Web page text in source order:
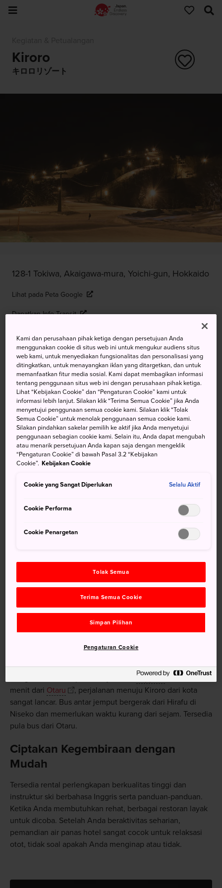
Kiroro
キロロリゾート
128-1 Tokiwa, Akaigawa-mura, Yoichi-gun, Hokkaido
Lihat pada Peta Google
Dapatkan Info Transit
KATA KUNCI PETA
Temukan Butiran Salju Tebal
yang Konsisten di Kiroro
Masyarakat lokal menyukai Resor Ski Kiroro sebagai
destinasi olahraga salju andalan. Alasannya mudah
ditebak. Kawasan ini memiliki rata-rata hujan salju sekitar
20 meter, staf yang ramah dan bersahabat, serta tiga hotel
Akses pedalaman yang mudah
Hotel mewah di lokasi
Menuju Lokasi
Resor ini dapat diakses dengan mobil dari Sapporo dan
Sapporo
atau 30
menit dari Otaru
, perjalanan menuju Kiroro dari kota
sangat lancar. Bus antar jemput bergerak dari Hirafu di
Niseko dan memerlukan waktu kurang dari sejam. Tersedia
pula bus dari Otaru.
Ciptakan Kegembiraan dengan
Mudah
Tersedia rental perlengkapan berkualitas tinggi dan
instruktur ski berbahasa Inggris serta panduan-panduan.
Ketika Anda membutuhkan rehat, berbagai restoran layak
untuk dicoba. Setelah Anda beraktivitas seharian,
pemandian air panas hotel sangat cocok untuk relaksasi
otot, tidak soal apakah Anda menginap atau tidak.
Kami dan perusahaan pihak ketiga dengan persetujuan Anda
menggunakan cookie di situs web ini untuk mengukur audiens situs
web kami, untuk menyediakan fungsionalitas dan personalisasi yang
ditingkatkan, untuk menayangkan iklan yang ditargetkan, dan untuk
memanfaatkan fitur media sosial. Kami dapat membagikan informasi
tentang penggunaan situs web ini dengan perusahaan pihak ketiga.
Lihat “Kebijakan Cookie” dan “Pengaturan Cookie” kami untuk
informasi lebih lanjut. Silakan klik “Terima Semua Cookie” jika Anda
menyetujui penggunaan semua cookie kami. Silakan klik “Tolak
Semua Cookie” untuk menolak penggunaan semua cookie kami.
Silakan pindahkan sakelar pemilih ke aktif jika Anda menyetujui
penggunaan sebagian cookie kami. Selain itu, Anda dapat mengubah
atau menarik persetujuan Anda kapan saja dengan mengeklik
“Pengaturan Cookie” di bawah Pasal 3.2 “Kebijakan
Cookie”. Kebijakan Cookie
Cookie yang Sangat Diperlukan Selalu Aktif
Cookie Performa
Cookie Penargetan
Tolak Semua
Terima Semua Cookie
Simpan Pilihan
Pengaturan Cookie